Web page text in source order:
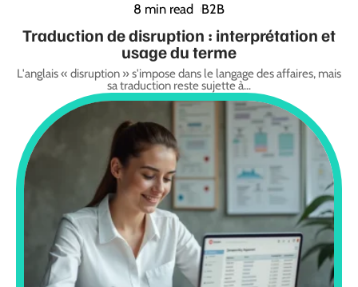
8 min read B2B
Traduction de disruption : interprétation et
usage du terme
L'anglais « disruption » s'impose dans le langage des affaires, mais
sa traduction reste sujette à…